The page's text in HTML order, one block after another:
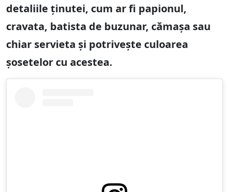
detaliile ținutei, cum ar fi papionul,
cravata, batista de buzunar, cămașa sau
chiar servieta și potrivește culoarea
șosetelor cu acestea.